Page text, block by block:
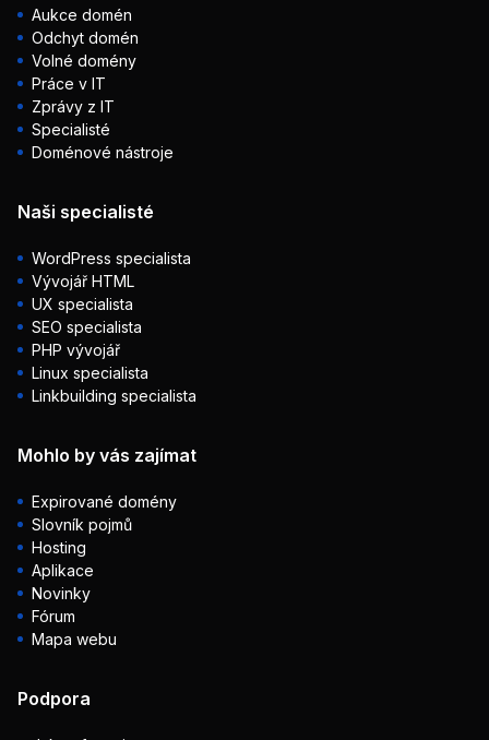
Aukce domén
Odchyt domén
Volné domény
Práce v IT
Zprávy z IT
Specialisté
Doménové nástroje
Naši specialisté
WordPress specialista
Vývojář HTML
UX specialista
SEO specialista
PHP vývojář
Linux specialista
Linkbuilding specialista
Mohlo by vás zajímat
Expirované domény
Slovník pojmů
Hosting
Aplikace
Novinky
Fórum
Mapa webu
Podpora